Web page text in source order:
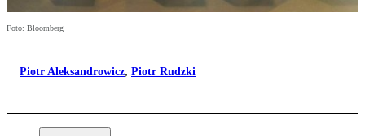
Foto: Bloomberg
Piotr Aleksandrowicz, Piotr Rudzki